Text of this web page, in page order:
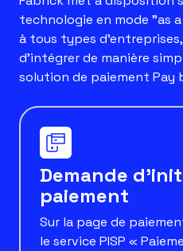
technologie en mode "as
à tous types
d'intégrer de manière
solution de paiement Pay
Demande
paiement
Sur la page de
le service PISP «